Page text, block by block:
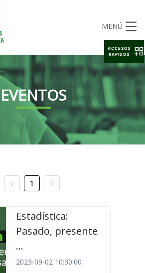
MENÚ
EVENTOS
1
Estadística:
Pasado, presente
...
2023-09-02 10:30:00
ACCESOS
RAPIDOS